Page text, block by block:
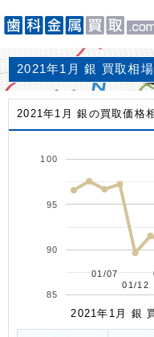
2021年1月 銀 買取相
2021年1月 銀の買取価格
01/07
01/07
01/12
01/12
85
90
95
100
2021年1月 銀